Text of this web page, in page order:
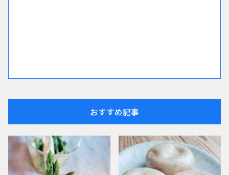
おすすめ記事